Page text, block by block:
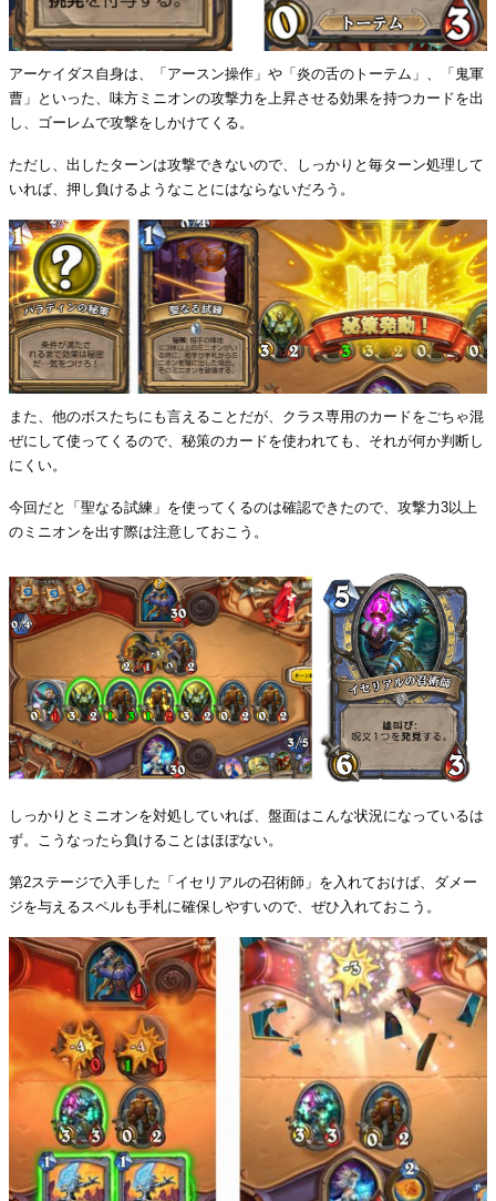
アーケイダス自身は、「アースン操作」や「炎の舌のトーテム」、「鬼軍
曹」といった、味方ミニオンの攻撃力を上昇させる効果を持つカードを出
し、ゴーレムで攻撃をしかけてくる。
ただし、出したターンは攻撃できないので、しっかりと毎ターン処理して
いれば、押し負けるようなことにはならないだろう。
また、他のボスたちにも言えることだが、クラス専用のカードをごちゃ混
ぜにして使ってくるので、秘策のカードを使われても、それが何か判断し
にくい。
今回だと「聖なる試練」を使ってくるのは確認できたので、攻撃力3以上
のミニオンを出す際は注意しておこう。
しっかりとミニオンを対処していれば、盤面はこんな状況になっているは
ず。こうなったら負けることはほぼない。
第2ステージで入手した「イセリアルの召術師」を入れておけば、ダメー
ジを与えるスペルも手札に確保しやすいので、ぜひ入れておこう。